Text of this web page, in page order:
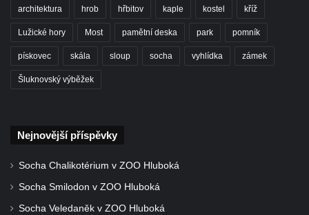
Socha Iásón v ZOO Leipzig
Socha Mladý slon v ZOO Leipzig
Socha Býk v ZOO Dresden
Socha krokodýla v ZOO Dresden
Socha slona v ZOO Dresden
Socha Faun s medvíďaty v ZOO Dresden
Socha divokého prasete před vstupem do
architektura hrob hřbitov kaple kostel kříž
Lužické hory Most pamětní deska park pomník
pískovec skála sloup socha vyhlídka zámek
Šluknovský výběžek
Nejnovější příspěvky
Socha Chalikotérium v ZOO Hluboká
Socha Smilodon v ZOO Hluboká
Socha Veledaněk v ZOO Hluboká